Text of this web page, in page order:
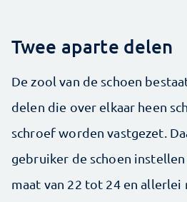
Twee aparte delen
De zool van de schoen
delen die over elkaar heen
schroef worden vastgezet.
gebruiker de schoen
maat van 22 tot 24 en allerlei